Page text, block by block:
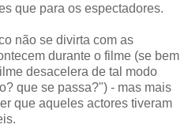
que para os espectadores.
não se divirta com as
durante o filme (se bem
desacelera de tal modo
que se passa?") - mas mais
que aqueles actores tiveram